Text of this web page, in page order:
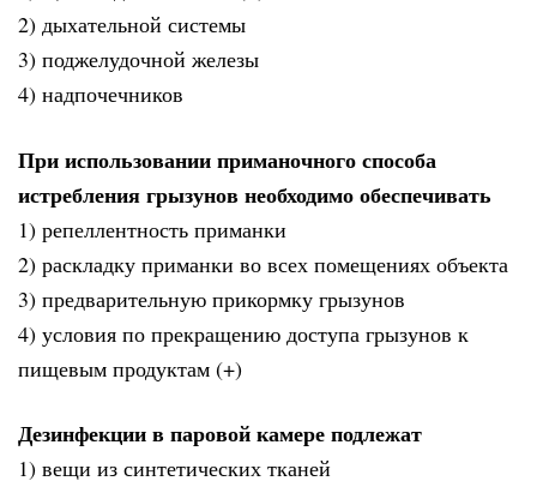
2) дыхательной системы
3) поджелудочной железы
4) надпочечников
При использовании приманочного способа
истребления грызунов необходимо обеспечивать
1) репеллентность приманки
2) раскладку приманки во всех помещениях объекта
3) предварительную прикормку грызунов
4) условия по прекращению доступа грызунов к
пищевым продуктам (+)
Дезинфекции в паровой камере подлежат
1) вещи из синтетических тканей